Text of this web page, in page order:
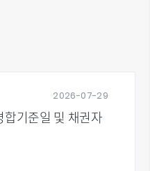
2026-07-29
합기준일 및 채권자